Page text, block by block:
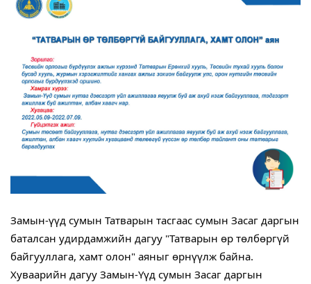
Замын-үүд сумын Татварын тасгаас сумын Засаг даргын
баталсан удирдамжийн дагуу "Татварын өр төлбөргүй
байгууллага, хамт олон" аяныг өрнүүлж байна.
Хуваарийн дагуу Замын-Үүд сумын Засаг даргын